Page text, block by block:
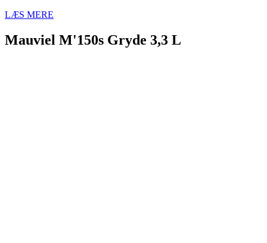
LÆS MERE
Mauviel M'150s Gryde 3,3 L